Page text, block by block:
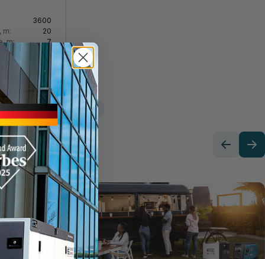
3600
m:
20
m:
7
9
per Acque Sporche